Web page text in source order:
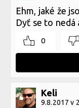
Ehm, jaké že
Dyť se to nedá
0
Keli
9.8.2017 v